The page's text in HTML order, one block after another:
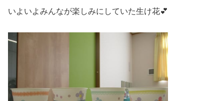
いよいよみんなが楽しみにしていた生け花💕